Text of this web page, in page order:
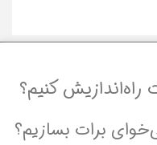
کنیم؟
برات بسازیم؟